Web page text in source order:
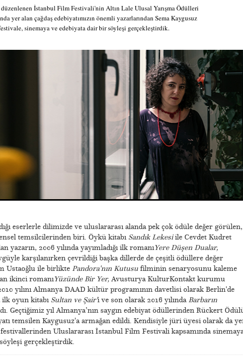
düzenlenen İstanbul Film Festivali'nin Altın Lale Ulusal Yarışma Ödülleri
yer alan çağdaş edebiyatımızın önemli yazarlarından Sema Kaygusuz
sinemaya ve edebiyata dair bir söyleşi gerçekleştirdik.
eserlerle dilimizde ve uluslararası alanda pek çok ödüle değer görülen,
temsilcilerinden biri. Öykü kitabı Sandık Lekesiile Cevdet Kudret
yazarın, 2006 yılında yayımladığı ilk romanıYere Düşen Dualar,
karşılanırken çevrildiği başka dillerde de çeşitli ödüllere değer
Ustaoğlu ile birlikte Pandora'nın Kutusufilminin senaryosunu kaleme
ikinci romanıYüzünde Bir Yer, Avusturya KulturKontakt kurumu
yılını Almanya DAAD kültür programının davetlisi olarak Berlin'de
ilk oyun kitabı Sultan ve Şair'i ve son olarak 2016 yılındaBarbarın
Geçtiğimiz yıl Almanya’nın saygın edebiyat ödüllerinden Rückert
temsilen Kaygusuz'a armağan edildi. Kendisiyle jüri üyesi olarak da
festivallerinden Uluslararası İstanbul Film Festivali kapsamında
gerçekleştirdik.